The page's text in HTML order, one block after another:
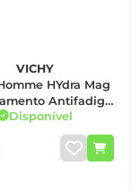
VICHY
HYdra Mag
Antifadiga
+ Olhos 50ml
Disponível